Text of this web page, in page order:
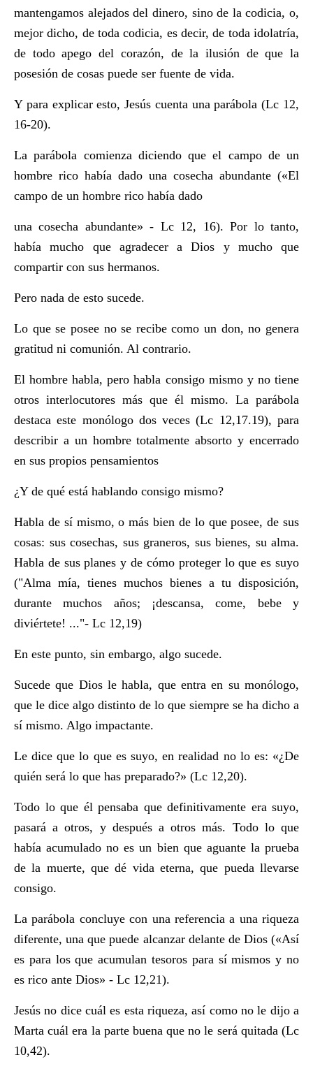
mantengamos alejados del dinero, sino de la codicia, o,
mejor dicho, de toda codicia, es decir, de toda idolatría,
de todo apego del corazón, de la ilusión de que la
posesión de cosas puede ser fuente de vida.
Y para explicar esto, Jesús cuenta una parábola (Lc 12,
16-20).
La parábola comienza diciendo que el campo de un
hombre rico había dado una cosecha abundante («El
campo de un hombre rico había dado
una cosecha abundante» - Lc 12, 16). Por lo tanto,
había mucho que agradecer a Dios y mucho que
compartir con sus hermanos.
Pero nada de esto sucede.
Lo que se posee no se recibe como un don, no genera
gratitud ni comunión. Al contrario.
El hombre habla, pero habla consigo mismo y no tiene
otros interlocutores más que él mismo. La parábola
destaca este monólogo dos veces (Lc 12,17.19), para
describir a un hombre totalmente absorto y encerrado
en sus propios pensamientos
¿Y de qué está hablando consigo mismo?
Habla de sí mismo, o más bien de lo que posee, de sus
cosas: sus cosechas, sus graneros, sus bienes, su alma.
Habla de sus planes y de cómo proteger lo que es suyo
("Alma mía, tienes muchos bienes a tu disposición,
durante muchos años; ¡descansa, come, bebe y
diviértete! ..."- Lc 12,19)
En este punto, sin embargo, algo sucede.
Sucede que Dios le habla, que entra en su monólogo,
que le dice algo distinto de lo que siempre se ha dicho a
sí mismo. Algo impactante.
Le dice que lo que es suyo, en realidad no lo es: «¿De
quién será lo que has preparado?» (Lc 12,20).
Todo lo que él pensaba que definitivamente era suyo,
pasará a otros, y después a otros más. Todo lo que
había acumulado no es un bien que aguante la prueba
de la muerte, que dé vida eterna, que pueda llevarse
consigo.
La parábola concluye con una referencia a una riqueza
diferente, una que puede alcanzar delante de Dios («Así
es para los que acumulan tesoros para sí mismos y no
es rico ante Dios» - Lc 12,21).
Jesús no dice cuál es esta riqueza, así como no le dijo a
Marta cuál era la parte buena que no le será quitada (Lc
10,42).